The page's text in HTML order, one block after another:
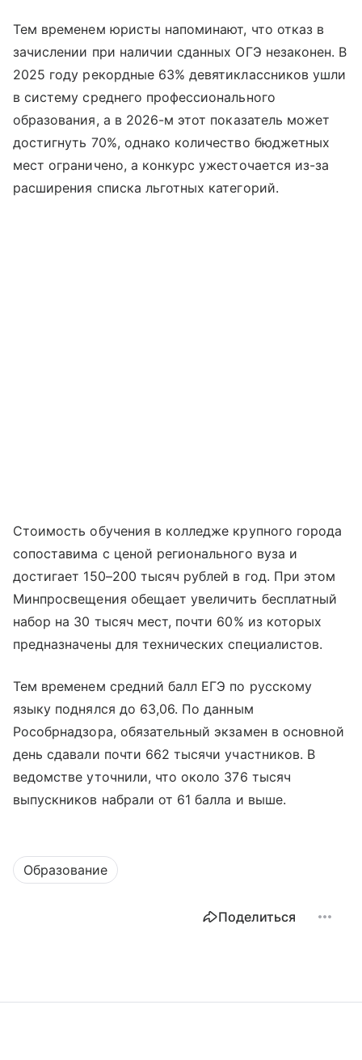
Тем временем юристы напоминают, что отказ в
зачислении при наличии сданных ОГЭ незаконен. В
2025 году рекордные 63% девятиклассников ушли
в систему среднего профессионального
образования, а в 2026-м этот показатель может
достигнуть 70%, однако количество бюджетных
мест ограничено, а конкурс ужесточается из-за
расширения списка льготных категорий.
Стоимость обучения в колледже крупного города
сопоставима с ценой регионального вуза и
достигает 150–200 тысяч рублей в год. При этом
Минпросвещения обещает увеличить бесплатный
набор на 30 тысяч мест, почти 60% из которых
предназначены для технических специалистов.
Тем временем средний балл ЕГЭ по русскому
языку поднялся до 63,06. По данным
Рособрнадзора, обязательный экзамен в основной
день сдавали почти 662 тысячи участников. В
ведомстве уточнили, что около 376 тысяч
выпускников набрали от 61 балла и выше.
Образование
Поделиться